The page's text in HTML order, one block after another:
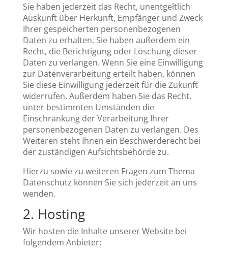
Sie haben jederzeit das Recht, unentgeltlich
Auskunft über Herkunft, Empfänger und Zweck
Ihrer gespeicherten personenbezogenen
Daten zu erhalten. Sie haben außerdem ein
Recht, die Berichtigung oder Löschung dieser
Daten zu verlangen. Wenn Sie eine Einwilligung
zur Datenverarbeitung erteilt haben, können
Sie diese Einwilligung jederzeit für die Zukunft
widerrufen. Außerdem haben Sie das Recht,
unter bestimmten Umständen die
Einschränkung der Verarbeitung Ihrer
personenbezogenen Daten zu verlangen. Des
Weiteren steht Ihnen ein Beschwerderecht bei
der zuständigen Aufsichtsbehörde zu.
Hierzu sowie zu weiteren Fragen zum Thema
Datenschutz können Sie sich jederzeit an uns
wenden.
2. Hosting
Wir hosten die Inhalte unserer Website bei
folgendem Anbieter: